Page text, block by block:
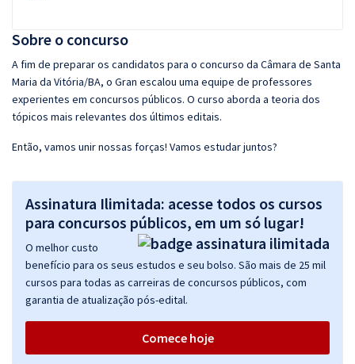
Sobre o concurso
A fim de preparar os candidatos para o concurso da Câmara de Santa
Maria da Vitória/BA, o Gran escalou uma equipe de professores
experientes em concursos públicos. O curso aborda a teoria dos
tópicos mais relevantes dos últimos editais.
Então, vamos unir nossas forças! Vamos estudar juntos?
Assinatura Ilimitada: acesse todos os cursos
para concursos públicos, em um só lugar!
O melhor custo
benefício para os seus estudos e seu bolso. São mais de 25 mil
cursos para todas as carreiras de concursos públicos, com
garantia de atualização pós-edital.
Comece hoje